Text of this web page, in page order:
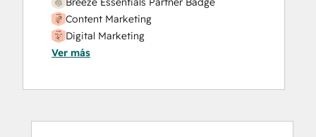
Content Marketing
Digital Marketing
HubSpot Implementation for Partners
Certification
HubSpot Solutions Partner
Ver más